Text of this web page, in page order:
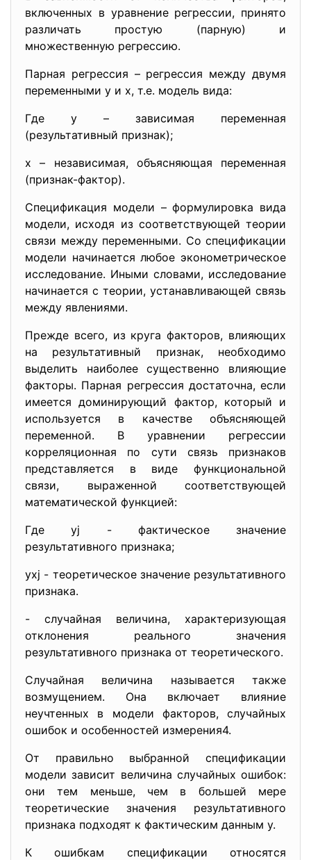
включенных в уравнение регрессии, принято
различать простую (парную) и
множественную регрессию.
Парная регрессия – регрессия между двумя
переменными y и x, т.е. модель вида:
Где y – зависимая переменная
(результативный признак);
х – независимая, объясняющая переменная
(признак-фактор).
Спецификация модели – формулировка вида
модели, исходя из соответствующей теории
связи между переменными. Со спецификации
модели начинается любое эконометрическое
исследование. Иными словами, исследование
начинается с теории, устанавливающей связь
между явлениями.
Прежде всего, из круга факторов, влияющих
на результативный признак, необходимо
выделить наиболее существенно влияющие
факторы. Парная регрессия достаточна, если
имеется доминирующий фактор, который и
используется в качестве объясняющей
переменной. В уравнении регрессии
корреляционная по сути связь признаков
представляется в виде функциональной
связи, выраженной соответствующей
математической функцией:
Где yj - фактическое значение
результативного признака;
yxj - теоретическое значение результативного
признака.
- случайная величина, характеризующая
отклонения реального значения
результативного признака от теоретического.
Случайная величина называется также
возмущением. Она включает влияние
неучтенных в модели факторов, случайных
ошибок и особенностей измерения4.
От правильно выбранной спецификации
модели зависит величина случайных ошибок:
они тем меньше, чем в большей мере
теоретические значения результативного
признака подходят к фактическим данным у.
К ошибкам спецификации относятся